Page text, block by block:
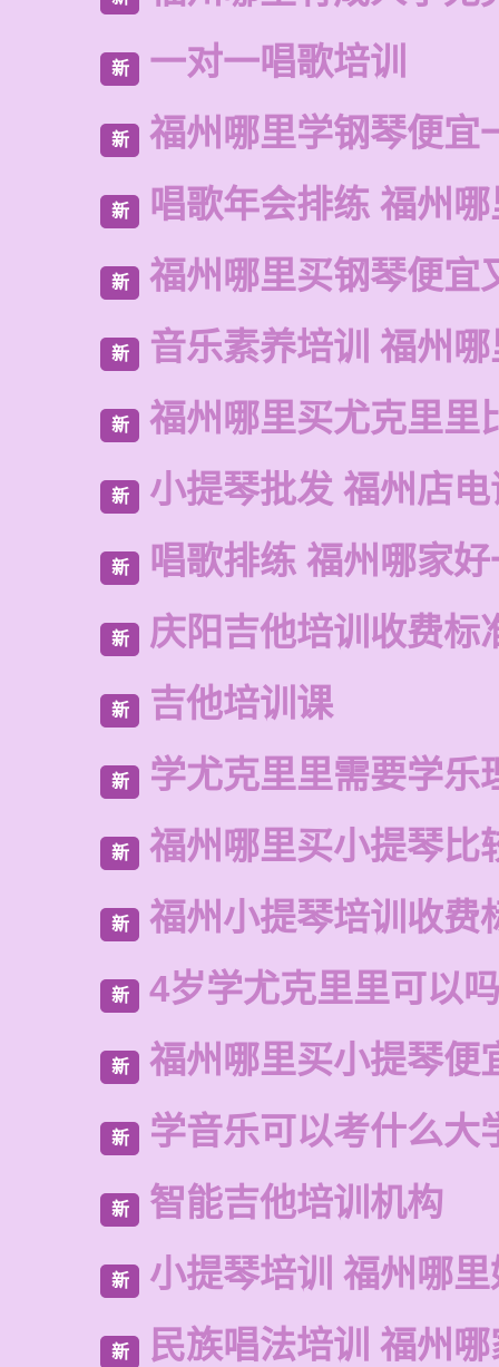
新 一对一唱歌培训
新 福州哪里学钢琴便宜
新 唱歌年会排练 福州
新 福州哪里买钢琴便宜
新 音乐素养培训 福州
新 福州哪里买尤克里里
新 小提琴批发 福州店
新 唱歌排练 福州哪家
新 庆阳吉他培训收费标
新 吉他培训课
新 学尤克里里需要学乐
新 福州哪里买小提琴比
新 福州小提琴培训收费
新 4岁学尤克里里可以吗
新 福州哪里买小提琴便
新 学音乐可以考什么大
新 智能吉他培训机构
新 小提琴培训 福州哪
新 民族唱法培训 福州